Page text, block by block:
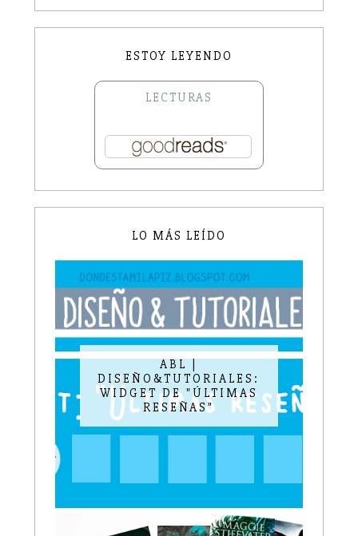
ESTOY LEYENDO
LECTURAS
LO MÁS LEÍDO
ABL |
DISEÑO&TUTORIALES:
WIDGET DE "ÚLTIMAS
RESEÑAS"